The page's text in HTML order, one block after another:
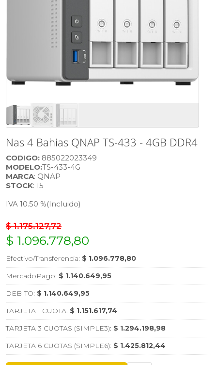
Nas 4 Bahias QNAP TS-433 - 4GB DDR4
CODIGO: 885022023349
MODELO:TS-433-4G
MARCA: QNAP
STOCK: 15
IVA 10.50 %(Incluido)
$ 1.175.127,72
$ 1.096.778,80
Efectivo/Transferencia: $ 1.096.778,80
MercadoPago: $ 1.140.649,95
DEBITO: $ 1.140.649,95
TARJETA 1 CUOTA: $ 1.151.617,74
TARJETA 3 CUOTAS (SIMPLE3): $ 1.294.198,98
TARJETA 6 CUOTAS (SIMPLE6): $ 1.425.812,44